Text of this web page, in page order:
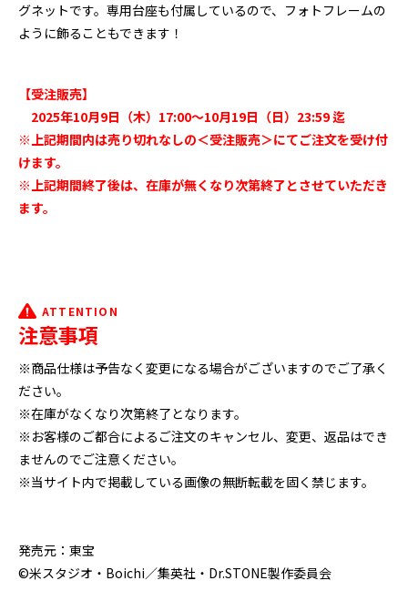
グネットです。専用台座も付属しているので、フォトフレームの
ように飾ることもできます！
【受注販売】
2025年10月9日（木）17:00～10月19日（日）23:59 迄
※上記期間内は売り切れなしの＜受注販売＞にてご注文を受け付
けます。
※上記期間終了後は、在庫が無くなり次第終了とさせていただき
ます。
ATTENTION
注意事項
※商品仕様は予告なく変更になる場合がございますのでご了承く
ださい。
※在庫がなくなり次第終了となります。
※お客様のご都合によるご注文のキャンセル、変更、返品はでき
ませんのでご注意ください。
※当サイト内で掲載している画像の無断転載を固く禁じます。
発売元：東宝
©米スタジオ・Boichi／集英社・Dr.STONE製作委員会